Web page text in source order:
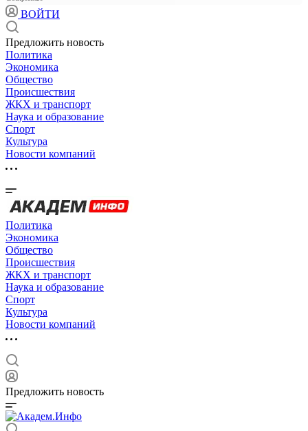
ВОЙТИ
Предложить новость
Политика
Экономика
Общество
Происшествия
ЖКХ и транспорт
Наука и образование
Спорт
Культура
Новости компаний
Политика
Экономика
Общество
Происшествия
ЖКХ и транспорт
Наука и образование
Спорт
Культура
Новости компаний
Предложить новость